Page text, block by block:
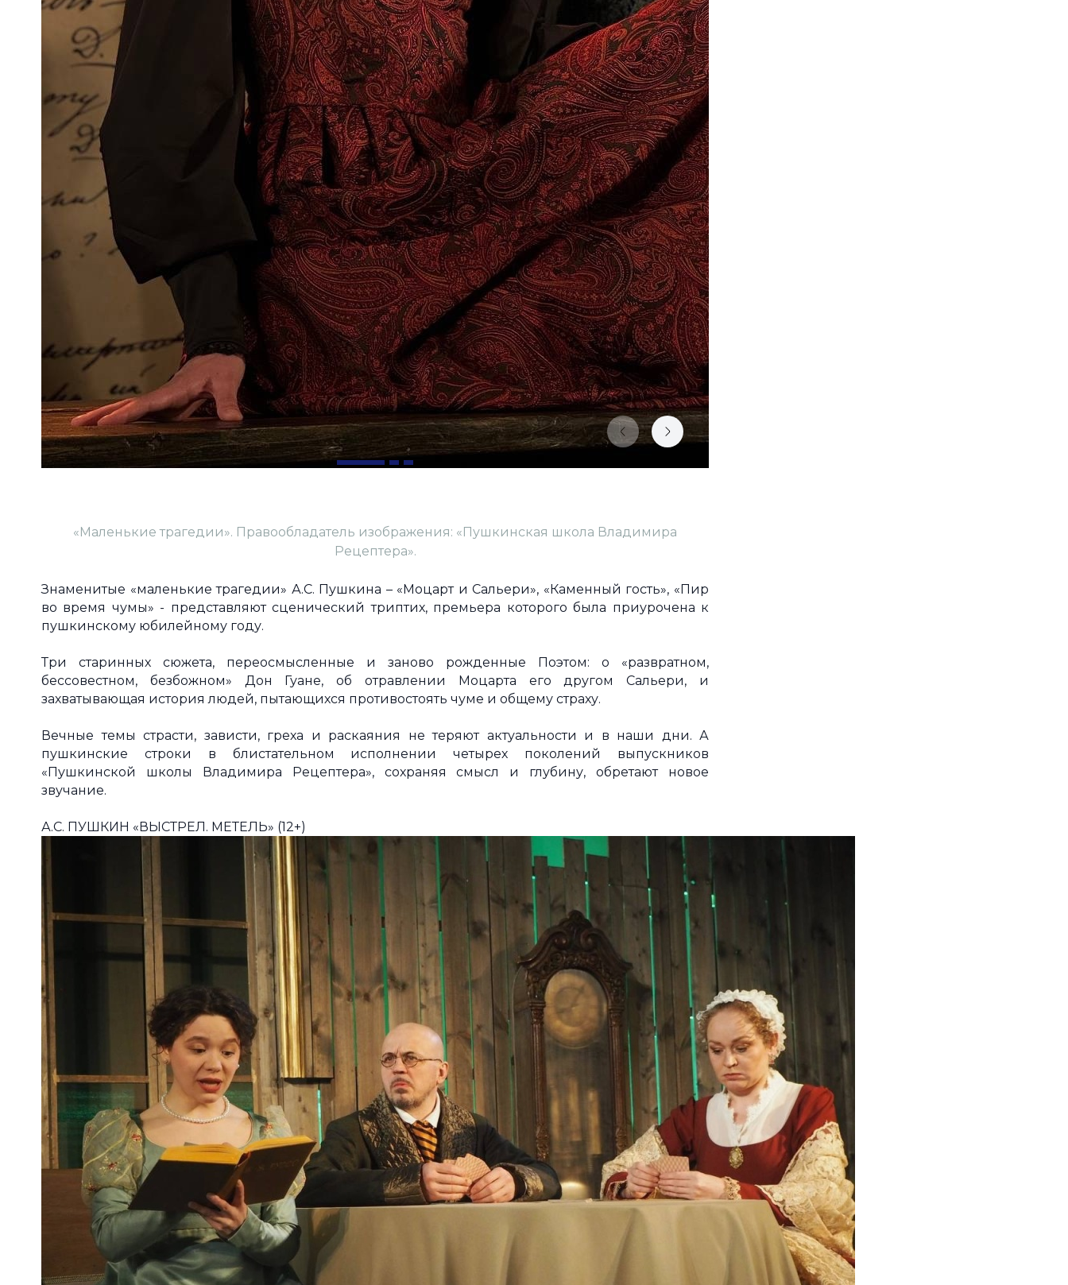
«Маленькие трагедии». Правообладатель изображения: «Пушкинская школа Владимира
Рецептера».
Знаменитые «маленькие трагедии» А.С. Пушкина – «Моцарт и Сальери», «Каменный гость», «Пир
во время чумы» - представляют сценический триптих, премьера которого была приурочена к
пушкинскому юбилейному году.
Три старинных сюжета, переосмысленные и заново рожденные Поэтом: о «развратном,
бессовестном, безбожном» Дон Гуане, об отравлении Моцарта его другом Сальери, и
захватывающая история людей, пытающихся противостоять чуме и общему страху.
Вечные темы страсти, зависти, греха и раскаяния не теряют актуальности и в наши дни. А
пушкинские строки в блистательном исполнении четырех поколений выпускников
«Пушкинской школы Владимира Рецептера», сохраняя смысл и глубину, обретают новое
звучание.
А.С. ПУШКИН «ВЫСТРЕЛ. МЕТЕЛЬ» (12+)